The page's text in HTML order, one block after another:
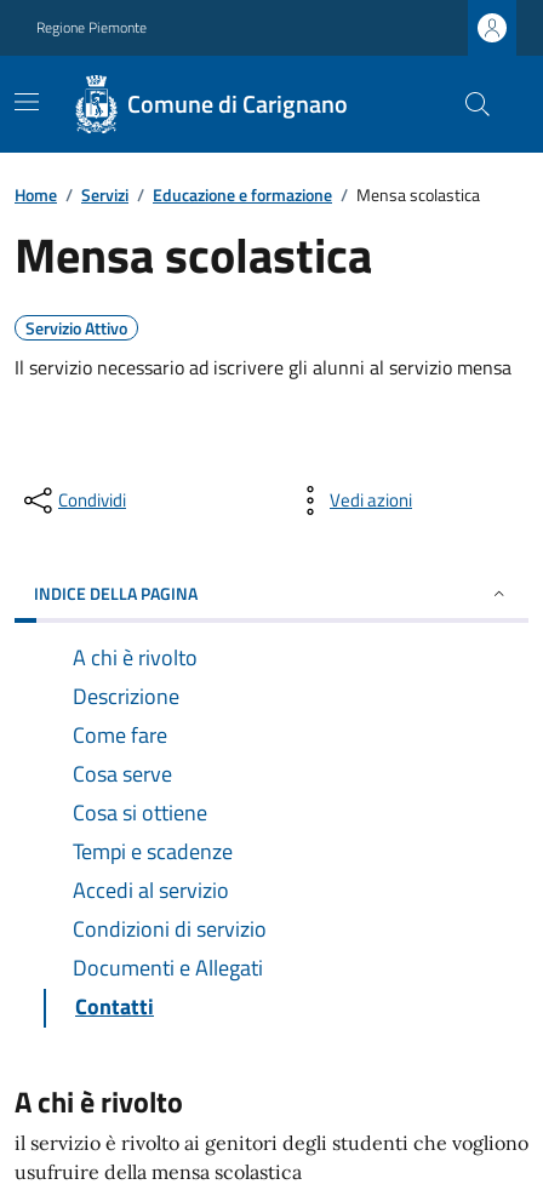
Regione Piemonte
Comune di Carignano
Home / Servizi / Educazione e formazione / Mensa scolastica
Mensa scolastica
Servizio Attivo
Il servizio necessario ad iscrivere gli alunni al servizio mensa
Condividi Vedi azioni
INDICE DELLA PAGINA
A chi è rivolto
Descrizione
Come fare
Cosa serve
Cosa si ottiene
Tempi e scadenze
Accedi al servizio
Condizioni di servizio
Documenti e Allegati
Contatti
A chi è rivolto
il servizio è rivolto ai genitori degli studenti che vogliono
usufruire della mensa scolastica